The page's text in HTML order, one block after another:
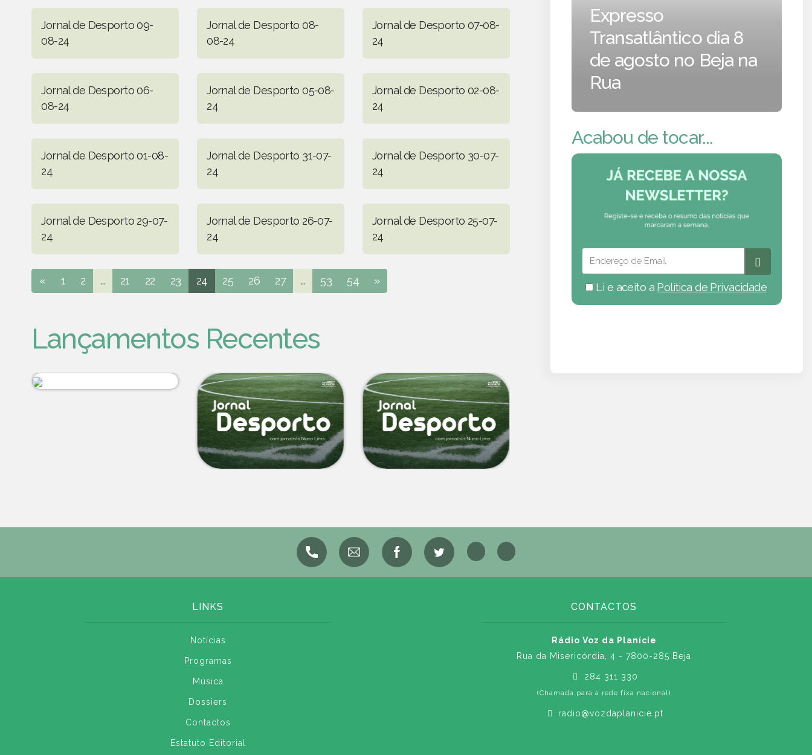
Jornal de Desporto 09-
08-24
Jornal de Desporto 08-
08-24
Jornal de Desporto 07-08-
24
Jornal de Desporto 06-
08-24
Jornal de Desporto 05-08-
24
Jornal de Desporto 02-08-
24
Jornal de Desporto 01-08-
24
Jornal de Desporto 31-07-
24
Jornal de Desporto 30-07-
24
Jornal de Desporto 29-07-
24
Jornal de Desporto 26-07-
24
Jornal de Desporto 25-07-
24
« 1 2 ... 21 22 23 24 25 26 27 ... 53 54 »
Lançamentos Recentes
Expresso
Transatlântico dia 8
de agosto no Beja na
Rua
Acabou de tocar...
Li e aceito a Política de Privacidade
LINKS
Notícias
Programas
Música
Dossiers
Contactos
Estatuto Editorial
CONTACTOS
Rádio Voz da Planície
Rua da Misericórdia, 4 - 7800-285 Beja
284 311 330
(Chamada para a rede fixa nacional)
radio@vozdaplanicie.pt